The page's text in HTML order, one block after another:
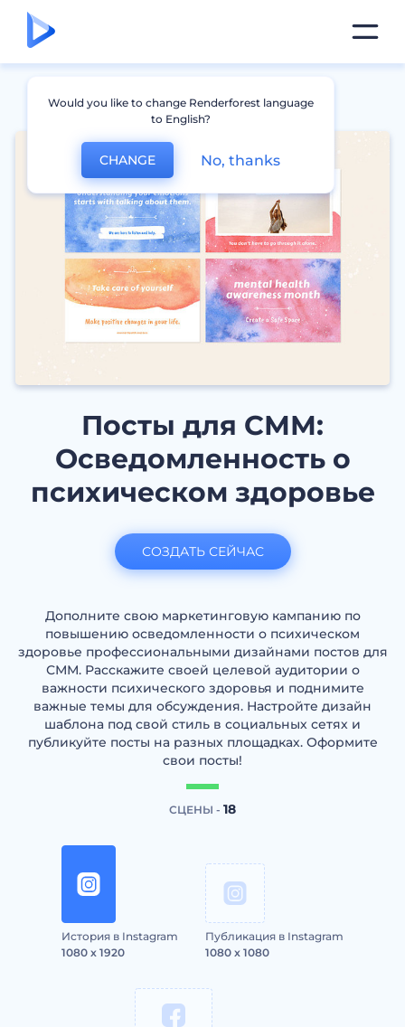
Посты для СММ:
Осведомленность о
психическом здоровье
Дополните свою маркетинговую кампанию по
повышению осведомленности о психическом
здоровье профессиональными дизайнами постов для
СММ. Расскажите своей целевой аудитории о
важности психического здоровья и поднимите
важные темы для обсуждения. Настройте дизайн
шаблона под свой стиль в социальных сетях и
публикуйте посты на разных площадках. Оформите
свои посты!
СЦЕНЫ - 18
История в Instagram
1080 x 1920
Публикация в Instagram
1080 x 1080
СОЗДАТЬ СЕЙЧАС
Would you like to change Renderforest language
to English?
CHANGE No, thanks